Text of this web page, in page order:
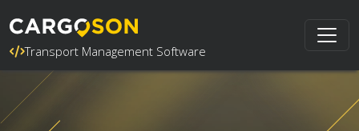
Transport Management Software